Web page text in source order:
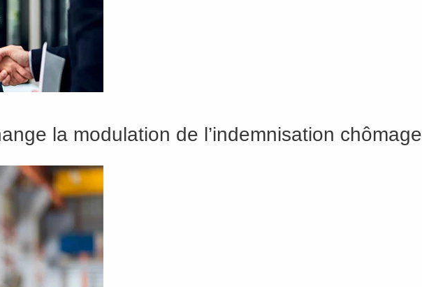
la modulation de l’indemnisation chômage